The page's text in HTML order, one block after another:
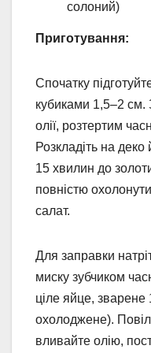
солоний)
Приготування:
Спочатку
кубиками 1,5–2 см.
олії, розтертим
Розкладіть на
15 хвилин до
повністю
салат.
Для заправки
миску зубчиком
ціле яйце, зварене
охолоджене).
вливайте олію,